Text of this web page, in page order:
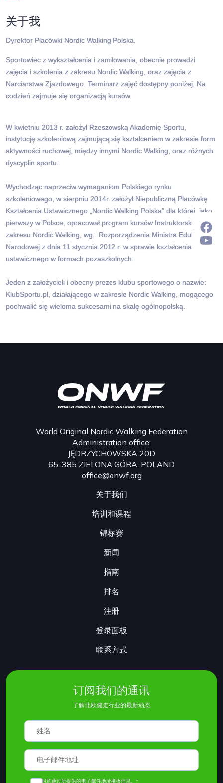
关于我
Dyrektor Placówki Nordic Walking Polska.
Sportowiec z wykształcenia i zamiłowania, obecnie prowadzi
zajęcia i szkolenia z zakresu Nordic Walking, oraz zajęcia z
Narciarstwa Zjazdowego. Terminarz zajęć dostępny poniżej. Na
codzień zajmuje się organizacją kursów.
W kwietniu 2013 r. założył Rzeszowską Akademię Sportu,
instytucję szkoleniową zajmującą się kształceniem w zakresie form
aktywności ruchowej, między innymi Nordic Walking, oraz różnych
dyscyplin sportu.
Wychodząc naprzeciw wymaganiom Polskiego rynku
szkoleniowego, w sierpniu 2014r. założył Niepubliczną Placówkę
Kształcenia Ustawicznego „Nordic Walking Polska” dla której, jako
pierwszy w Polsce, opracował program kursów Instruktorskich z
zakresu Nordic Walking, wg. Rozporządzenia Ministra Edukacji
Narodowej z dnia 11 stycznia 2012 r. w sprawie kształcenia
ustawicznego w formach pozaszkolnych.
Jeden z założycieli i obecny prezes klubu sportowego o nazwie:
KlubSportu.pl, działającego w zakresie Nordic Walking, mogącego
pochwalić się wieloma sukcesami na skalę ogólnopolską.
World Original Nordic Walking Federation
Administration office:
JĘDRZYCHOWSKA 20D
65-385 ZIELONA GÓRA, POLAND
office@onwf.org
关于我们
培训和课程
锦标赛
新闻
指南
排名
注册
登录面板
联系方式
订阅我们的通讯
了解北欧健走行业的最新动态
我同意通过所提供的电子邮件地址接收信息。*